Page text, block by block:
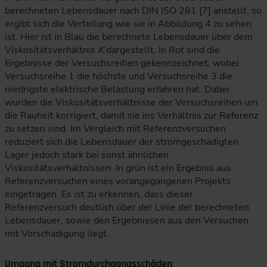
berechneten Lebensdauer nach DIN ISO 281 [7] anstellt, so
ergibt sich die Verteilung wie sie in Abbildung 4 zu sehen
ist. Hier ist in Blau die berechnete Lebensdauer über dem
Viskositätsverhältnis Kdargestellt. In Rot sind die
Ergebnisse der Versuchsreihen gekennzeichnet, wobei
Versuchsreihe 1 die höchste und Versuchsreihe 3 die
niedrigste elektrische Belastung erfahren hat. Dabei
wurden die Viskositätsverhältnisse der Versuchsreihen um
die Rauheit korrigiert, damit sie ins Verhältnis zur Referenz
zu setzen sind. Im Vergleich mit Referenzversuchen
reduziert sich die Lebensdauer der stromgeschädigten
Lager jedoch stark bei sonst ähnlichen
Viskositätsverhältnissen. In grün ist ein Ergebnis aus
Referenzversuchen eines vorangegangenen Projekts
eingetragen. Es ist zu erkennen, dass dieser
Referenzversuch deutlich über der Linie der berechneten
Lebensdauer, sowie den Ergebnissen aus den Versuchen
mit Vorschädigung liegt.
Umgang mit Stromdurchgangsschäden